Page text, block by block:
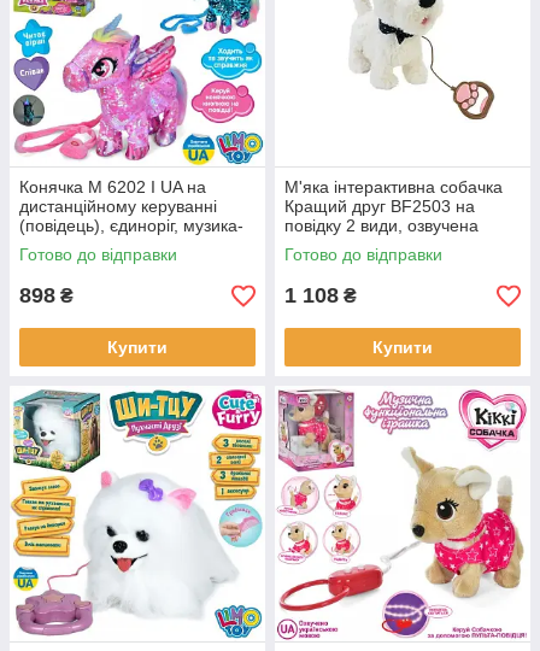
Конячка M 6202 I UA на
дистанційному керуванні
(повідець), єдиноріг, музика-
звук (українською), світло,
ходить, паєтки, 2 кольори.
Готово до відправки
898 ₴
Купити
М'яка інтерактивна собачка
Кращий друг BF2503 на
повідку 2 види, озвучена
українською, повторяє голос,
в коробці 18-25-27 см.
Готово до відправки
1 108 ₴
Купити